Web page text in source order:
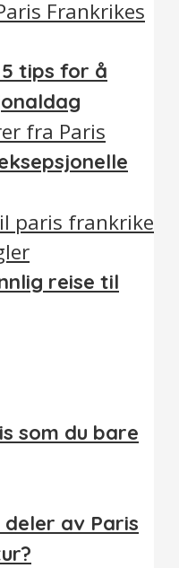
5 tips for å
reise til
som du bare
av Paris